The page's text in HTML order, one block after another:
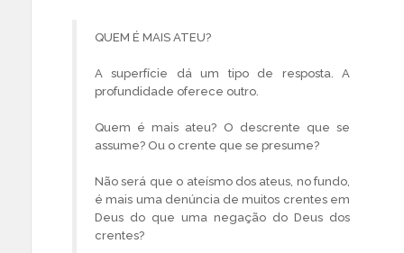
QUEM É MAIS ATEU?
A superfície dá um tipo de resposta. A
profundidade oferece outro.
Quem é mais ateu? O descrente que se
assume? Ou o crente que se presume?
Não será que o ateísmo dos ateus, no fundo,
é mais uma denúncia de muitos crentes em
Deus do que uma negação do Deus dos
crentes?